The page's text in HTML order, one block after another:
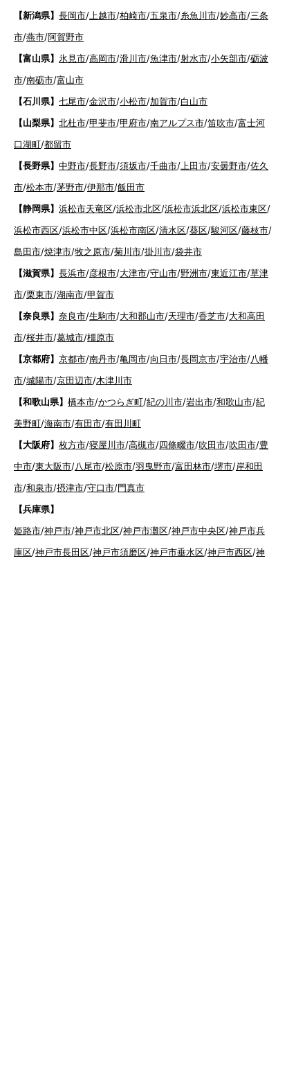
【新潟県】 長岡市/ 上越市/柏崎市/五泉市/糸魚川市/妙高市/三条
市/燕市/阿賀野市
【富山県】 氷見市/高岡市/滑川市/魚津市/射水市/小矢部市/砺波
市/南砺市/富山市
【石川県】 七尾市/金沢市/小松市/加賀市/白山市
【山梨県】 北杜市/甲斐市/甲府市/南アルプス市/笛吹市/富士河
口湖町/都留市
【長野県】 中野市/長野市/須坂市/千曲市/ 上田市/安曇野市/佐久
市/松本市/茅野市/伊那市/飯田市
【静岡県】 浜松市天竜区/浜松市北区/浜松市浜北区/浜松市東区/
浜松市西区/浜松市中区/浜松市南区/清水区/葵区/駿河区/藤枝市/
島田市/焼津市/牧之原市/菊川市/掛川市/袋井市
【滋賀県】 長浜市/彦根市/大津市/守山市/野洲市/東近江市/草津
市/栗東市/湖南市/甲賀市
【奈良県】 奈良市/生駒市/大和郡山市/天理市/香芝市/大和高田
市/桜井市/葛城市/橿原市
【京都府】 京都市/南丹市/亀岡市/向日市/長岡京市/宇治市/八幡
市/城陽市/京田辺市/木津川市
【和歌山県】 橋本市/かつらぎ町/紀の川市/岩出市/和歌山市/紀
美野町/海南市/有田市/有田川町
【大阪府】 枚方市/寝屋川市/高槻市/四條畷市/吹田市/吹田市/豊
中市/東大阪市/八尾市/松原市/羽曳野市/富田林市/堺市/岸和田
市/和泉市/摂津市/守口市/門真市
【兵庫県】
姫路市/神戸市/神戸市北区/神戸市灘区/神戸市中央区/神戸市兵
庫区/神戸市長田区/神戸市須磨区/神戸市垂水区/神戸市西区/神